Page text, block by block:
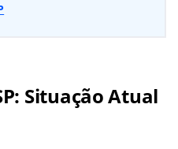
Situação Atual